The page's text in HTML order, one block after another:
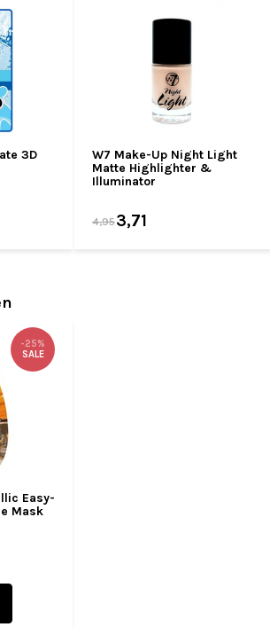
3D
W7 Make-Up Night Light
Matte Highlighter &
Illuminator
4,953,71
Easy-
Mask
-25%
SALE